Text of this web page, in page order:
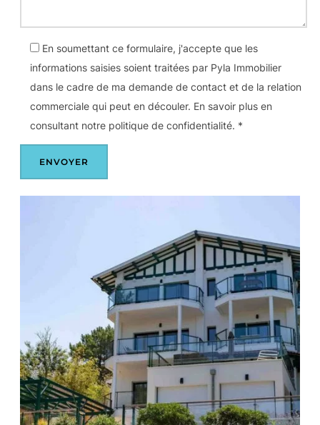
En soumettant ce formulaire, j'accepte que les
informations saisies soient traitées par Pyla Immobilier
dans le cadre de ma demande de contact et de la relation
commerciale qui peut en découler. En savoir plus en
consultant notre politique de confidentialité. *